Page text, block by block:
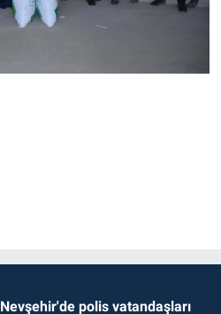
Nevşehir'de polis vatandaşları